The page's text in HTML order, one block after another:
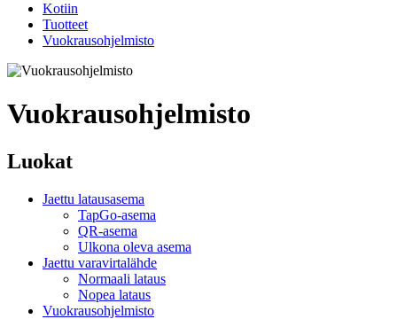
Kotiin
Tuotteet
Vuokrausohjelmisto
Vuokrausohjelmisto
Luokat
Jaettu latausasema
TapGo-asema
QR-asema
Ulkona oleva asema
Jaettu varavirtalähde
Normaali lataus
Nopea lataus
Vuokrausohjelmisto